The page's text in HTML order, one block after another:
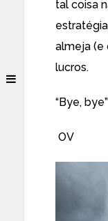
tal coisa
almeja (e
lucros.
“Bye,
OV